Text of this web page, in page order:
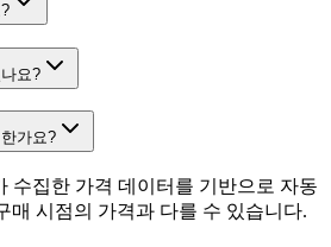
요?
가요?
수집한 가격 데이터를 기반으로 자동
매 시점의 가격과 다를 수 있습니다.